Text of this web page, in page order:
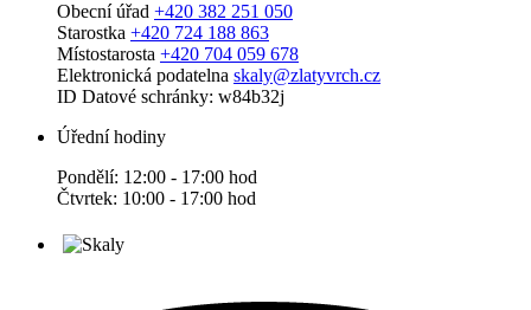
Obecní úřad +420 382 251 050
Starostka +420 724 188 863
Místostarosta +420 704 059 678
Elektronická podatelna skaly@zlatyvrch.cz
ID Datové schránky: w84b32j
Úřední hodiny
Pondělí: 12:00 - 17:00 hod
Čtvrtek: 10:00 - 17:00 hod